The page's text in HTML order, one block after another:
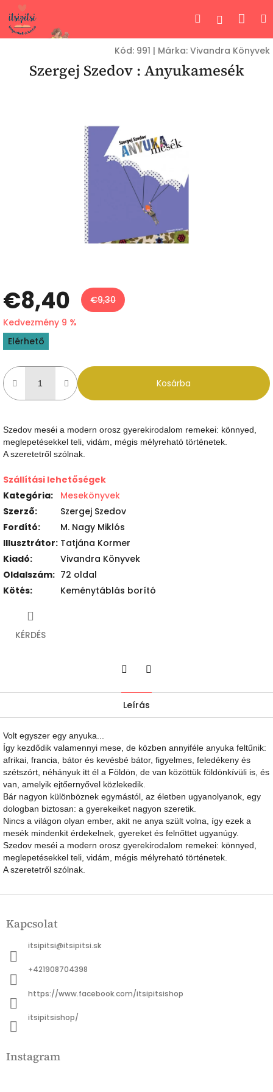
Ugrás
fő
tartalomhoz
Keresés
Kód: 991 | Márka: Vivandra Könyvek
Szergej Szedov : Anyukamesék
€8,40
€9,30
Kedvezmény 9 %
Egységár:
Elérhető
Kosárba
Szedov meséi a modern orosz gyerekirodalom remekei: könnyed,
meglepetésekkel teli, vidám, mégis mélyreható történetek.
A szeretetről szólnak.
Szállítási lehetőségek
Kategória:
Mesekönyvek
Szerző:
Szergej Szedov
Fordító:
M. Nagy Miklós
Illusztrátor: Tatjána Kormer
Kiadó:
Vivandra Könyvek
Oldalszám: 72 oldal
Kötés: Keménytáblás borító
KÉRDÉS
Leírás
Volt egyszer egy anyuka...
Így kezdődik valamennyi mese, de közben annyiféle anyuka feltűnik:
afrikai, francia, bátor és kevésbé bátor, figyelmes, feledékeny és
szétszórt, néhányuk itt él a Földön, de van közöttük földönkívüli is, és
van, amelyik ejtőernyővel közlekedik.
Bár nagyon különböznek egymástól, az életben ugyanolyanok, egy
dologban biztosan: a gyerekeiket nagyon szeretik.
Nincs a világon olyan ember, akit ne anya szült volna, így ezek a
mesék mindenkit érdekelnek, gyereket és felnőttet ugyanúgy.
Szedov meséi a modern orosz gyerekirodalom remekei: könnyed,
meglepetésekkel teli, vidám, mégis mélyreható történetek.
A szeretetről szólnak.
L
bKapcsolat
itsipitsi@itsipitsi.sk
+421908704398
https://www.facebook.com/itsipitsishop
itsipitsishop/
Instagram